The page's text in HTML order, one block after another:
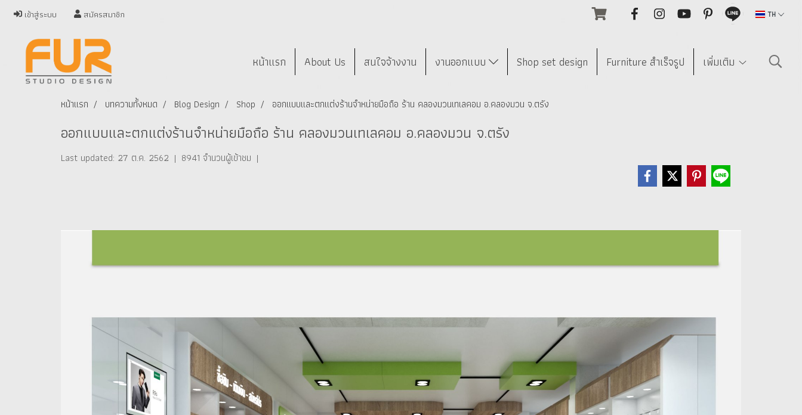
เข้าสู่ระบบ สมัครสมาชิก TH
หน้าแรก About Us สนใจจ้างงาน งานออกแบบ Shop set design Furniture สำเร็จรูป เพิ่มเติม
หน้าแรก บทความทั้งหมด Blog Design Shop ออกแบบและตกแต่งร้านจำหน่ายมือถือ ร้าน คลองมวนเทเลคอม อ.คลองมวน จ.ตรัง
ออกแบบและตกแต่งร้านจำหน่ายมือถือ ร้าน คลองมวนเทเลคอม อ.คลองมวน จ.ตรัง
Last updated: 27 ต.ค. 2562 | 8941 จำนวนผู้เข้าชม |